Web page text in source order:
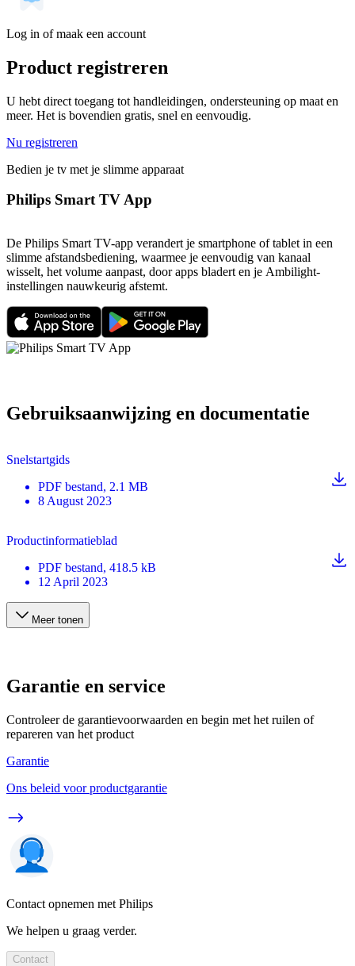
Log in of maak een account
Product registreren
U hebt direct toegang tot handleidingen, ondersteuning op maat en
meer. Het is bovendien gratis, snel en eenvoudig.
Nu registreren
Bedien je tv met je slimme apparaat
Philips Smart TV App
De Philips Smart TV-app verandert je smartphone of tablet in een
slimme afstandsbediening, waarmee je eenvoudig van kanaal
wisselt, het volume aanpast, door apps bladert en je Ambilight-
instellingen nauwkeurig afstemt.
Gebruiksaanwijzing en documentatie
Snelstartgids
PDF bestand, 2.1 MB
8 August 2023
Productinformatieblad
PDF bestand, 418.5 kB
12 April 2023
Meer tonen
Garantie en service
Controleer de garantievoorwaarden en begin met het ruilen of
repareren van het product
Garantie
Ons beleid voor productgarantie
Contact opnemen met Philips
We helpen u graag verder.
Contact